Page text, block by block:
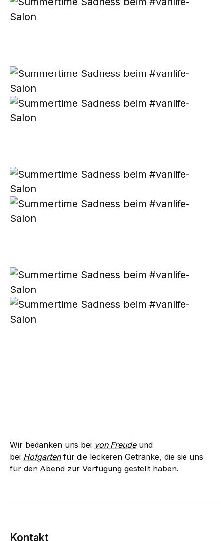
Wir bedanken uns bei von Freudeund
bei Hofgartenfür die leckeren Getränke, die sie uns
für den Abend zur Verfügung gestellt haben.
Kontakt